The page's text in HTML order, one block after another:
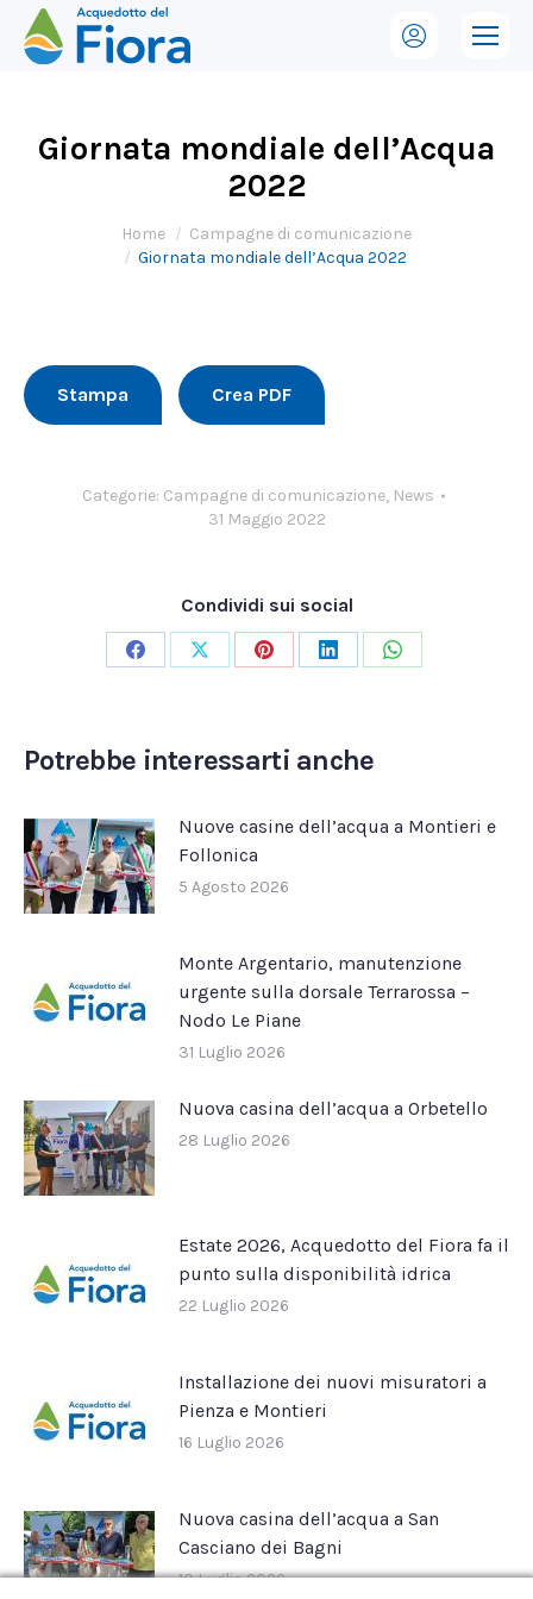
Giornata mondiale dell’Acqua
2022
Home
Campagne di comunicazione
Giornata mondiale dell’Acqua 2022
Stampa Crea PDF
Categorie: Campagne di comunicazione, News
31 Maggio 2022
Condividi sui social
CondividiCondividiCondividiCondividiCondividi
Potrebbe interessarti anche
Nuove casine dell’acqua a Montieri e
Follonica
5 Agosto 2026
Monte Argentario, manutenzione
urgente sulla dorsale Terrarossa –
Nodo Le Piane
31 Luglio 2026
Nuova casina dell’acqua a Orbetello
28 Luglio 2026
Estate 2026, Acquedotto del Fiora fa il
punto sulla disponibilità idrica
22 Luglio 2026
Installazione dei nuovi misuratori a
Pienza e Montieri
16 Luglio 2026
Nuova casina dell’acqua a San
Casciano dei Bagni
10 Luglio 2026